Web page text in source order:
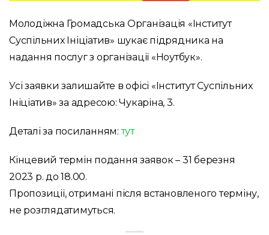
Молодіжна Громадська Організація «Інститут
Суспільних Ініціатив» шукає підрядника на
надання послуг з організації «Ноутбук».
Усі заявки залишайте в офісі «Інститут Суспільних
Ініціатив» за адресою: Чукаріна, 3.
Деталі за посиланням:тут
Кінцевий термін подання заявок – 31 березня
2023 р. до 18.00.
Пропозиції, отримані після встановленого терміну,
не розглядатимуться.